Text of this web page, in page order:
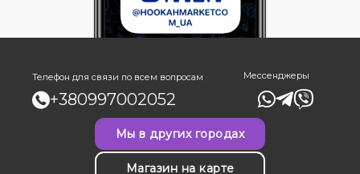
Телефон для связи по всем вопросам
+380997002052
Мессенджеры
Мы в других городах
Магазин на карте